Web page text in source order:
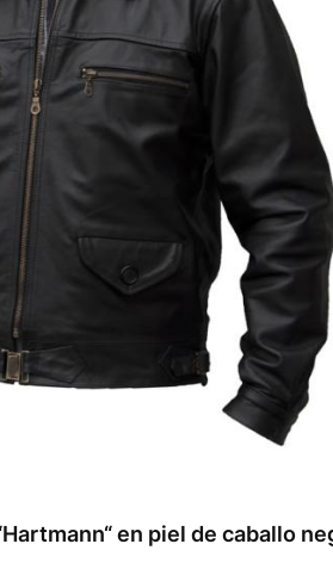
en piel de caballo